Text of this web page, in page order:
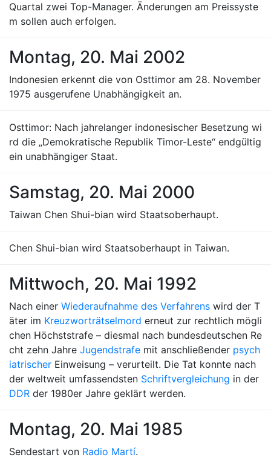
Quartal zwei Top-Manager. Änderungen am Preissyste
m sollen auch erfolgen.
Montag, 20. Mai 2002
Indonesien erkennt die von Osttimor am 28. November
1975 ausgerufene Unabhängigkeit an.
Osttimor: Nach jahrelanger indonesischer Besetzung wi
rd die „Demokratische Republik Timor-Leste“ endgültig
ein unabhängiger Staat.
Samstag, 20. Mai 2000
Taiwan Chen Shui-bian wird Staatsoberhaupt.
Chen Shui-bian wird Staatsoberhaupt in Taiwan.
Mittwoch, 20. Mai 1992
Nach einer Wiederaufnahme des Verfahrens wird der T
äter im Kreuzworträtselmord erneut zur rechtlich mögli
chen Höchststrafe – diesmal nach bundesdeutschen Re
cht zehn Jahre Jugendstrafe mit anschließender psych
iatrischer Einweisung – verurteilt. Die Tat konnte nach
der weltweit umfassendsten Schriftvergleichung in der
DDR der 1980er Jahre geklärt werden.
Montag, 20. Mai 1985
Sendestart von Radio Martí.